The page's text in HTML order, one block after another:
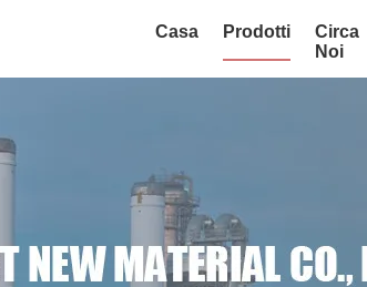
Casa Prodotti
Circa
Noi